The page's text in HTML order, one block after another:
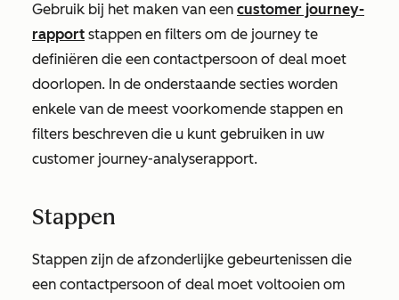
Gebruik bij het maken van een customer journey-
rapport stappen en filters om de journey te
definiëren die een contactpersoon of deal moet
doorlopen. In de onderstaande secties worden
enkele van de meest voorkomende stappen en
filters beschreven die u kunt gebruiken in uw
customer journey-analyserapport.
Stappen
Stappen zijn de afzonderlijke gebeurtenissen die
een contactpersoon of deal moet voltooien om